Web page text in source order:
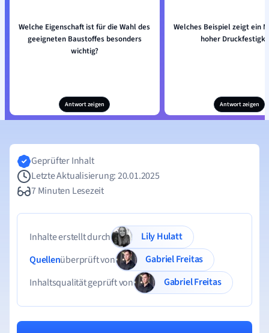
Welche Eigenschaft ist für die Wahl des
geeigneten Baustoffes besonders
wichtig?
Antwort zeigen
Welches Beispiel zeigt ein
hoher
Antwort zeigen
Geprüfter Inhalt
Letzte Aktualisierung: 20.01.2025
7 Minuten Lesezeit
Inhalte erstellt durch
Lily Hulatt
Quellenüberprüft von
Gabriel Freitas
Inhaltsqualität geprüft von
Gabriel Freitas